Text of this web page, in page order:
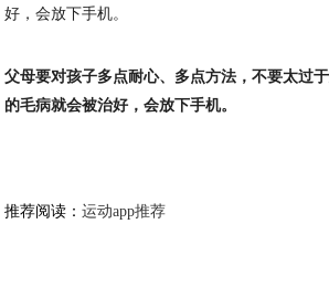
好，会放下手机。
父母要对孩子多点耐心、多点方法，不要太过
的毛病就会被治好，会放下手机。
推荐阅读：运动app推荐